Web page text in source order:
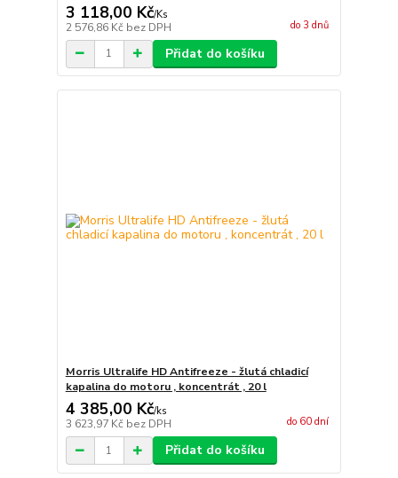
3 118,00 Kč/Ks
2 576,86 Kč bez DPH do 3 dnů
Přidat do košíku
Morris Ultralife HD Antifreeze - žlutá chladicí
kapalina do motoru , koncentrát , 20 l
4 385,00 Kč/ks
3 623,97 Kč bez DPH do 60 dní
Přidat do košíku